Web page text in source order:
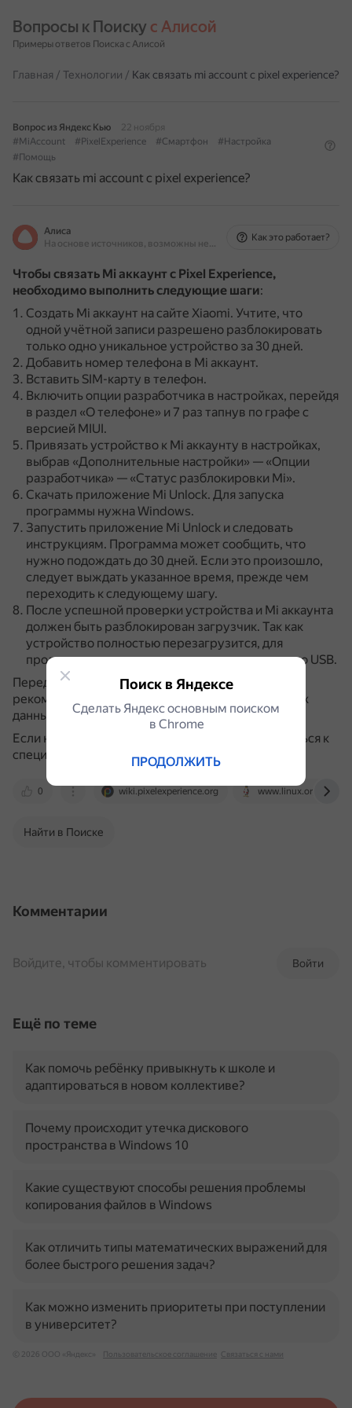
Вопросы к Поиску с Алисой
Примеры ответов Поиска с Алисой
Главная / Технологии / Как связать mi account с pixel experience?
Вопрос из Яндекс Кью
22 ноября
#MiAccount
#PixelExperience #Смартфон
#Настройка
#Помощь
Как связать mi account с pixel experience?
Алиса
На основе источников, возможны неточности
Как это работает?
Чтобы связать Mi аккаунт с Pixel Experience,
необходимо выполнить следующие шаги:
Создать Mi аккаунт на сайте Xiaomi. Учтите, что
одной учётной записи разрешено разблокировать
только одно уникальное устройство за 30 дней.
Добавить номер телефона в Mi аккаунт.
Вставить SIM-карту в телефон.
Включить опции разработчика в настройках, перейдя
в раздел «О телефоне» и 7 раз тапнув по графе с
версией MIUI.
Привязать устройство к Mi аккаунту в настройках,
выбрав «Дополнительные настройки» — «Опции
разработчика» — «Статус разблокировки Mi».
Скачать приложение Mi Unlock. Для запуска
программы нужна Windows.
Запустить приложение Mi Unlock и следовать
инструкциям. Программа может сообщить, что
нужно подождать до 30 дней. Если это произошло,
следует выждать указанное время, прежде чем
переходить к следующему шагу.
После успешной проверки устройства и Mi аккаунта
должен быть разблокирован загрузчик. Так как
устройство полностью перезагрузится, для
продолжения нужно снова включить отладку по USB.
Перед началом любых действий с устройством
рекомендуется создать резервную копию важных
данных.
Если не уверены в своих навыках, лучше обратиться к
специалисту.
0 wiki.pixelexperience.org www.linux.org.ru
Найти в Поиске
Комментарии
Войти
Войдите, чтобы комментировать
Ещё по теме
Как помочь ребёнку привыкнуть к школе и
адаптироваться в новом коллективе?
Почему происходит утечка дискового
пространства в Windows 10
Какие существуют способы решения проблемы
копирования файлов в Windows
Как отличить типы математических выражений для
более быстрого решения задач?
Как можно изменить приоритеты при поступлении
в университет?
© 2026 ООО «Яндекс» Пользовательское соглашение Связаться с нами
Поиск в Яндексе
Сделать Яндекс основным поиском
в Сhrome
ПРОДОЛЖИТЬ